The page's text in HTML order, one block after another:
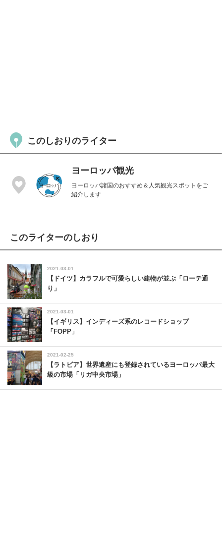
このしおりのライター
ヨーロッパ観光
ヨーロッパ諸国のおすすめ＆人気観光スポットをご
紹介します
このライターのしおり
2021-03-01
【ドイツ】カラフルで可愛らしい建物が並ぶ「ローテ通
り」
2021-03-01
【イギリス】インディーズ系のレコードショップ
「FOPP」
2021-02-25
【ラトビア】世界遺産にも登録されているヨーロッパ最大
級の市場「リガ中央市場」